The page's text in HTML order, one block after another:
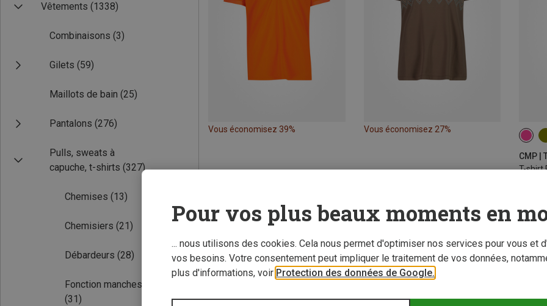
Vêtements (1338)
Combinaisons (3)
Gilets (59)
Maillots de bain (25)
Pantalons (276)
Pulls, sweats à
capuche, t-shirts (327)
Chemises (13)
Chemisiers (21)
Débardeurs (28)
Fonction manches longues
(31)
Vous économisez 39% Vous économisez 27%
CMP |
T-shirt
98
164
Pour vos plus beaux moments en
... nous utilisons des cookies. Cela nous permet d'optimiser nos services pour vous et
vos besoins. Votre consentement peut impliquer le traitement de vos données,
plus d'informations, voir Protection des données de Google.